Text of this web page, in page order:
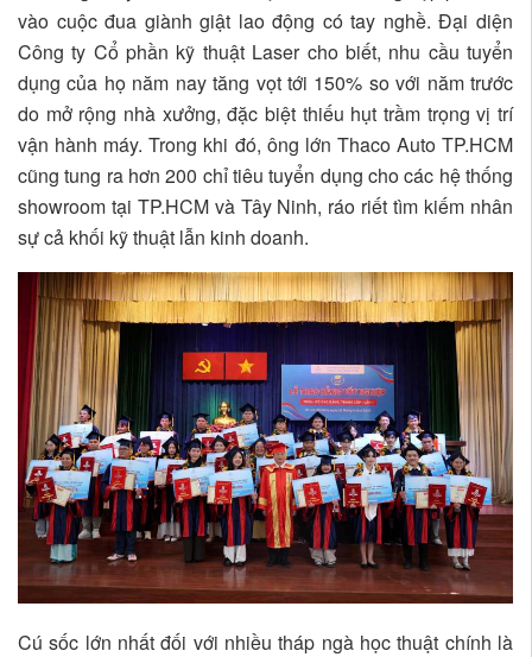
vào cuộc đua giành giật lao động có tay nghề. Đại diện
Công ty Cổ phần kỹ thuật Laser cho biết, nhu cầu tuyển
dụng của họ năm nay tăng vọt tới 150% so với năm trước
do mở rộng nhà xưởng, đặc biệt thiếu hụt trầm trọng vị trí
vận hành máy. Trong khi đó, ông lớn Thaco Auto TP.HCM
cũng tung ra hơn 200 chỉ tiêu tuyển dụng cho các hệ thống
showroom tại TP.HCM và Tây Ninh, ráo riết tìm kiếm nhân
sự cả khối kỹ thuật lẫn kinh doanh.
Cú sốc lớn nhất đối với nhiều tháp ngà học thuật chính là